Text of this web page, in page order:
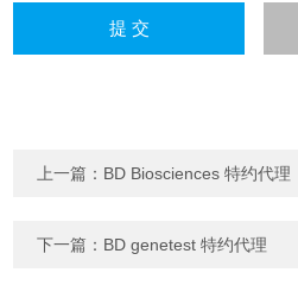
上一篇： BD Biosciences 特约代理
下一篇： BD genetest 特约代理